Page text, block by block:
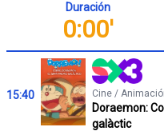
Duración
0:00'
15:40 Cine /
Doraemon:
galàctic